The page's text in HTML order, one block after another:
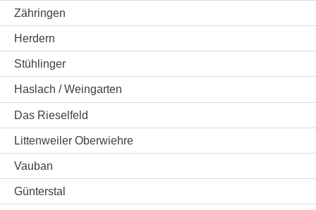
Zähringen
Herdern
Stühlinger
Haslach / Weingarten
Das Rieselfeld
Littenweiler Oberwiehre
Vauban
Günterstal